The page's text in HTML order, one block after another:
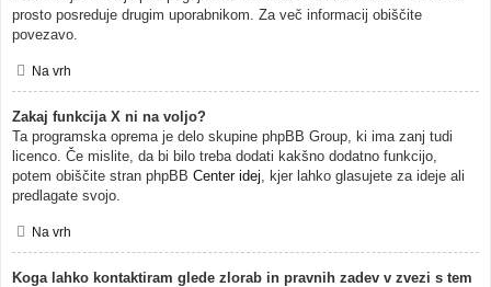
prosto posreduje drugim uporabnikom. Za več informacij obiščite
povezavo.
Na vrh
Zakaj funkcija X ni na voljo?
Ta programska oprema je delo skupine phpBB Group, ki ima zanj tudi
licenco. Če mislite, da bi bilo treba dodati kakšno dodatno funkcijo,
potem obiščite stran phpBB Center idej, kjer lahko glasujete za ideje ali
predlagate svojo.
Na vrh
Koga lahko kontaktiram glede zlorab in pravnih zadev v zvezi s tem